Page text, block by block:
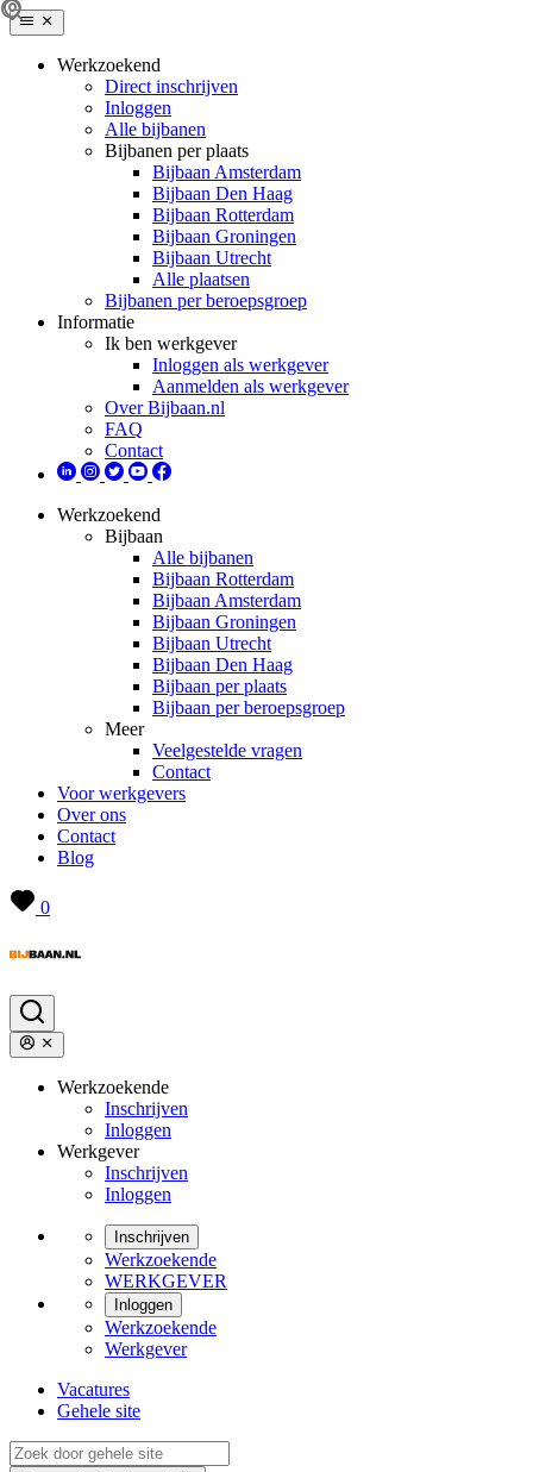
Werkzoekend
Direct inschrijven
Inloggen
Alle bijbanen
Bijbanen per plaats
Bijbaan Amsterdam
Bijbaan Den Haag
Bijbaan Rotterdam
Bijbaan Groningen
Bijbaan Utrecht
Alle plaatsen
Bijbanen per beroepsgroep
Informatie
Ik ben werkgever
Inloggen als werkgever
Aanmelden als werkgever
Over Bijbaan.nl
FAQ
Contact
Werkzoekend
Bijbaan
Alle bijbanen
Bijbaan Rotterdam
Bijbaan Amsterdam
Bijbaan Groningen
Bijbaan Utrecht
Bijbaan Den Haag
Bijbaan per plaats
Bijbaan per beroepsgroep
Meer
Veelgestelde vragen
Contact
Voor werkgevers
Over ons
Contact
Blog
0
Werkzoekende
Inschrijven
Inloggen
Werkgever
Inschrijven
Inloggen
Inschrijven
Werkzoekende
WERKGEVER
Inloggen
Werkzoekende
Werkgever
Vacatures
Gehele site